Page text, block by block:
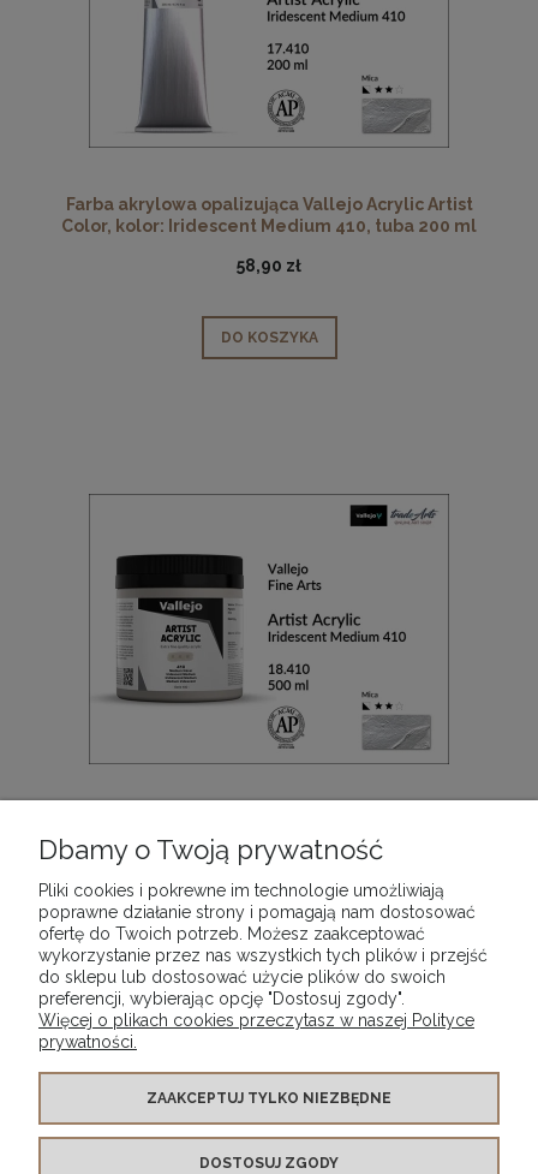
Farba akrylowa opalizująca Vallejo Acrylic Artist
Color, kolor: Iridescent Medium 410, tuba 200 ml
58,90 zł
DO KOSZYKA
Iridescent Medium 410, opak. 500 ml
126,90 zł
DO KOSZYKA
WARUNKI ZAKUPÓW
MOJE KONTO
Dbamy o Twoją prywatność
Pliki cookies i pokrewne im technologie umożliwiają
poprawne działanie strony i pomagają nam dostosować
ofertę do Twoich potrzeb. Możesz zaakceptować
wykorzystanie przez nas wszystkich tych plików i przejść
do sklepu lub dostosować użycie plików do swoich
preferencji, wybierając opcję "Dostosuj zgody".
Więcej o plikach cookies przeczytasz w naszej Polityce
prywatności.
ZAAKCEPTUJ TYLKO NIEZBĘDNE
DOSTOSUJ ZGODY